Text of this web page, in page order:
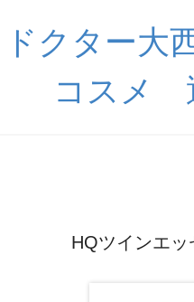
ドクター
コスメ
HQツインエ